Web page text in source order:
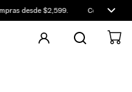
desde $2,599. Compra